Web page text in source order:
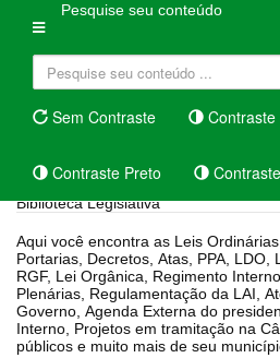
Pesquise seu conteúdo
Sem Contraste Contraste
Contraste Preto
Biblioteca Legislativa
Aqui você encontra as Leis Ordinárias, Leis
Portarias, Decretos, Atas, PPA, LDO, LOA,
RGF, Lei Orgânica, Regimento
Plenárias, Regulamentação da LAI,
Governo, Agenda Externa do presidente, Relatório do Controle
Interno, Projetos em tramitação na Câmara, Controle dos bens
públicos e muito mais de seu